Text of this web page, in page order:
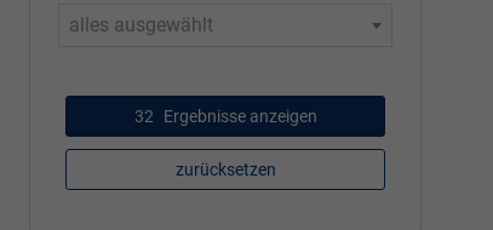
alles ausgewählt
32 Ergebnisse anzeigen
zurücksetzen